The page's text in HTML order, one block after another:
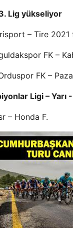
Lig yükseliyor
– Tire 2021
FK –
FK –
Ligi – Yarı
– Honda F.